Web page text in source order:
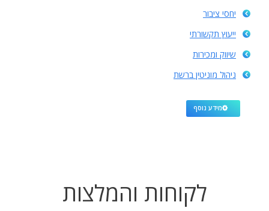
יחסי ציבור
ייעוץ תקשורתי
שיווק ומכירות
ניהול מוניטין ברשת
מידע נוסף
לקוחות והמלצות